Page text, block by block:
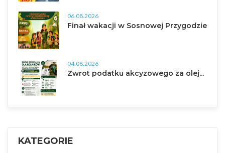
06.08.2026
Finał wakacji w Sosnowej Przygodzie
04.08.2026
Zwrot podatku akcyzowego za olej...
KATEGORIE